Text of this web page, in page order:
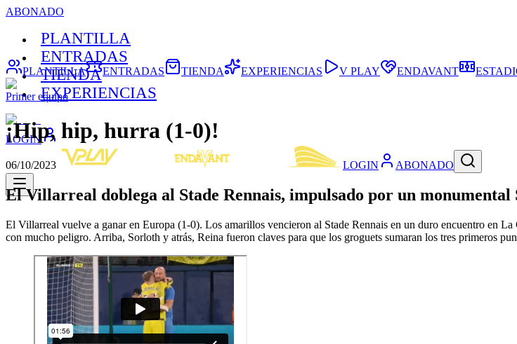
ABONADO
PLANTILLA
ENTRADAS
TIENDA
EXPERIENCIAS
LOGIN
LOGIN ABONADO
PLANTILLA ENTRADAS TIENDA EXPERIENCIAS V PLAY ENDAVANT
Primer equipo
¡Hip, hip, hurra (1-0)!
06/10/2023
El Villarreal doblega al Stade Rennais, impulsado por un monumental
El Villarreal vuelve a ganar en Europa (1-0). Los amarillos vencieron al Stade Rennais en un duro encuentro en
con mucho peligro. Arriba, Sorloth y atrás, Reina fueron claves para que los groguets sumaran los tres primeros